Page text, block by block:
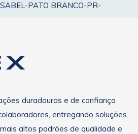
PATO BRANCO-PR-
duradouras e de confiança
entregando soluções
altos padrões de qualidade e